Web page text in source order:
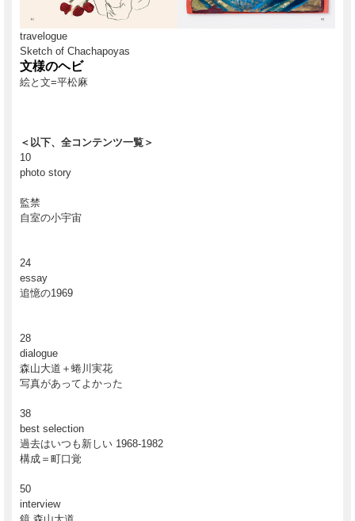
travelogue
Sketch of Chachapoyas
文様のヘビ
絵と文=平松麻
＜以下、全コンテンツ一覧＞
10
photo story
監禁
自室の小宇宙
24
essay
追憶の1969
28
dialogue
森山大道＋蜷川実花
写真があってよかった
38
best selection
過去はいつも新しい 1968-1982
構成＝町口覚
50
interview